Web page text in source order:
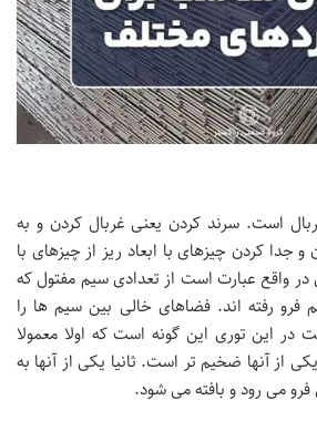
است. سرند کردن یعنی غربال کردن و به
جدا کردن چیزهای با ابعاد ریز از چیزهای با
واقع عبارت است از تعدادی سیم مفتول که
فرو رفته اند. فضاهای خالی بین سیم ها را
در این توری این گونه است که اولا معمولا
از آنها ضخیم تر است. ثانیا یکی از آنها به
می رود و بافته می شود.